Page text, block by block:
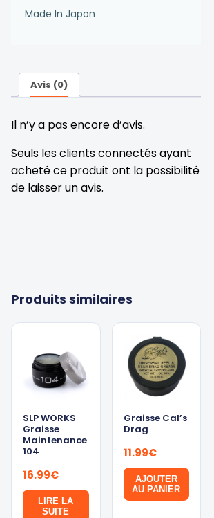
Made In Japon
Avis (0)
Il n’y a pas encore d’avis.
Seuls les clients connectés ayant
acheté ce produit ont la possibilité
de laisser un avis.
Produits similaires
SLP WORKS
Graisse
Maintenance
104
16.99€
LIRE LA
SUITE
Graisse Cal’s
Drag
11.99€
AJOUTER
AU PANIER